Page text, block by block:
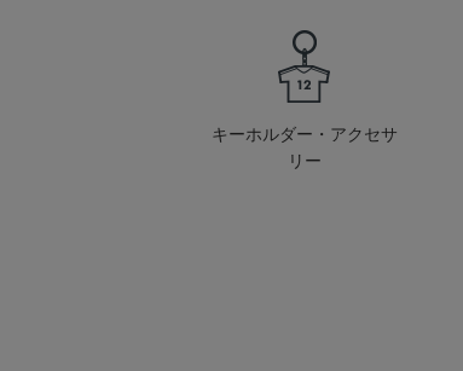
キーホルダー・アクセサ
リー